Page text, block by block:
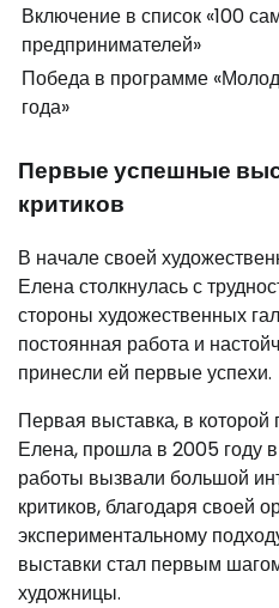
Включение в список «100
предпринимателей»
Победа в программе
года»
Первые успешные
критиков
В начале своей
Елена столкнулась с
стороны художественных
постоянная работа и
принесли ей первые успехи.
Первая выставка, в которой
Елена, прошла в 2005 году
работы вызвали большой
критиков, благодаря своей
экспериментальному
выставки стал первым
художницы.